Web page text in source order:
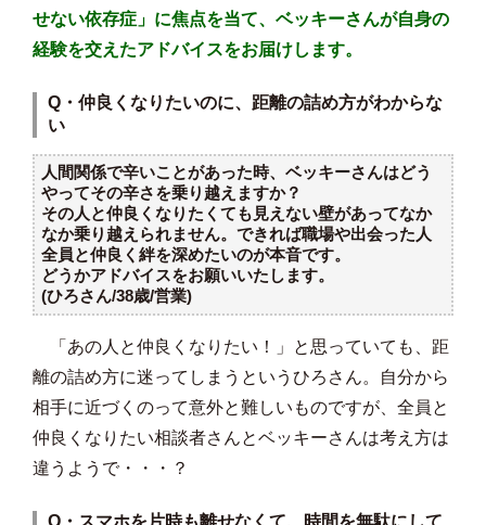
せない依存症」に焦点を当て、ベッキーさんが自身の
経験を交えたアドバイスをお届けします。
Q・仲良くなりたいのに、距離の詰め方がわからな
い
人間関係で辛いことがあった時、ベッキーさんはどう
やってその辛さを乗り越えますか？
その人と仲良くなりたくても見えない壁があってなか
なか乗り越えられません。できれば職場や出会った人
全員と仲良く絆を深めたいのが本音です。
どうかアドバイスをお願いいたします。
(ひろさん/38歳/営業)
「あの人と仲良くなりたい！」と思っていても、距
離の詰め方に迷ってしまうというひろさん。自分から
相手に近づくのって意外と難しいものですが、全員と
仲良くなりたい相談者さんとベッキーさんは考え方は
違うようで・・・？
Q・スマホを片時も離せなくて、時間を無駄にして